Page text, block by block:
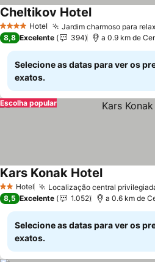
4 EstrelasHotel Jardim charmoso para
Cheltikov Hotel
8,8 Excelente 394 a 0.9 km de
Selecione as datas para ver os
exatos.
Escolha popular
2 Estrelas
Hotel Localização central
Kars Konak Hotel
8,5 Excelente 1.052 a 0.6 km de
Selecione as datas para ver os
exatos.